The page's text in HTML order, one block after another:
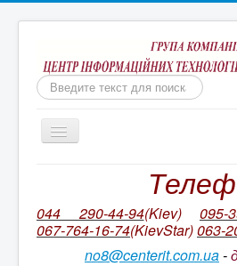
Пошук
Включить/
выключить
Бухгалтерія для неприбуткових
Бухгалтерський облік КОРП
організацій України
044 290-44-94(Kiev) 095-
067-764-16-74(KievStar)063-
no8@centerit.com.ua-